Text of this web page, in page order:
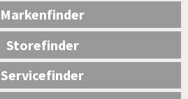
Markenfinder
Storefinder
Servicefinder